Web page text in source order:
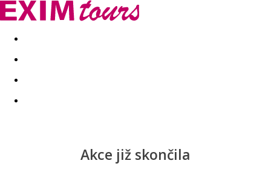
Akční nabídky Last minute
Akce již skončila